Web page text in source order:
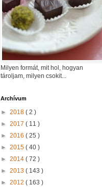
Milyen formát, mit hol, hogyan
tároljam, milyen csokit...
Archívum
► 2018 ( 2 )
► 2017 ( 11 )
► 2016 ( 25 )
► 2015 ( 40 )
► 2014 ( 72 )
► 2013 ( 143 )
► 2012 ( 163 )